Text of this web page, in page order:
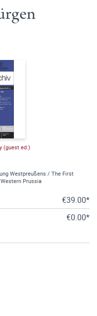
(guest ed.)
Westpreußens / The First
Prussia
€39.00*
€0.00*